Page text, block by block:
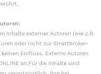
Inhalte externer Autoren (wie z.B.
oder nicht zur Smartbroker-
Einfluss. Externe Autoren
an.Für die Inhalte sind